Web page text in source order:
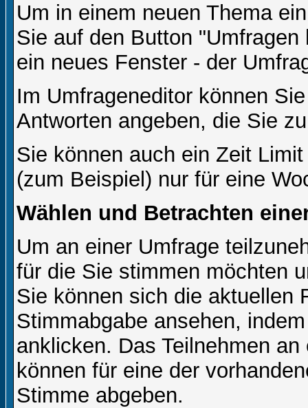
Um in einem neuen Thema
Sie auf den Button
ein neues Fenster - der
Im Umfrageneditor können
Antworten angeben, die Sie
Sie können auch ein Zeit
(zum Beispiel) nur für eine
Wählen und Betrachten
Um an einer Umfrage
für die Sie stimmen möchten
Sie können sich die aktuellen
Stimmabgabe ansehen,
anklicken. Das Teilnehmen
können für eine der
Stimme abgeben.